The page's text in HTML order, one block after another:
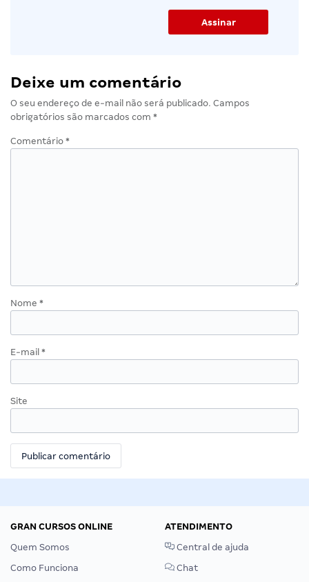
Deixe um comentário
O seu endereço de e-mail não será publicado. Campos
obrigatórios são marcados com *
Comentário *
Nome *
E-mail *
Site
GRAN CURSOS ONLINE
Quem Somos
Como Funciona
ATENDIMENTO
Central de ajuda
Chat